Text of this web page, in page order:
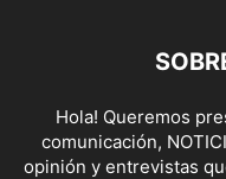
Hola! Queremos
comunicación,
opinión y entrevistas